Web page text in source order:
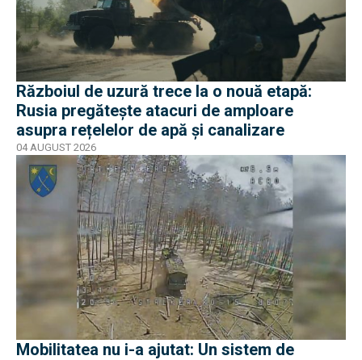
Războiul de uzură trece la o nouă etapă:
Rusia pregătește atacuri de amploare
asupra rețelelor de apă și canalizare
04 AUGUST 2026
Mobilitatea nu i-a ajutat: Un sistem de